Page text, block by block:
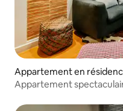
Appartement en
Appartement